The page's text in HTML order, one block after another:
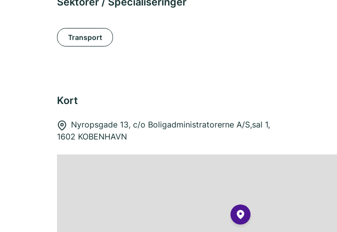
Transport
Kort
Nyropsgade 13, c/o Boligadministratorerne A/S,sal 1,
1602 KOBENHAVN